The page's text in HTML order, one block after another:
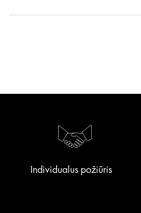
Individualus požiūris